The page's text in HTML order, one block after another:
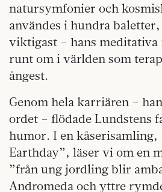
natursymfonier och
användes i hundra
viktigast – hans meditativa
runt om i världen som
ångest.
Genom hela karriären –
ordet – flödade Lundstens
humor. I en kåserisamling,
Earthday”, läser vi om en
”från ung jordling blir
Andromeda och yttre